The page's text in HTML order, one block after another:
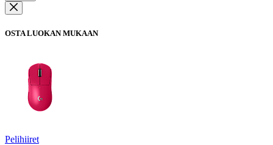
OSTA LUOKAN MUKAAN
Pelihiiret